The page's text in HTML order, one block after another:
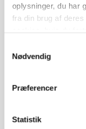
oplysninger, du har
fra din brug af
Nødvendig
Præferencer
Statistik
Før såmaskinen
skadedyrsrisici